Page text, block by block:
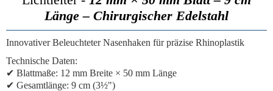
Länge – Chirurgischer Edelstahl
Innovativer Beleuchteter Nasenhaken für präzise Rhinoplastik
Technische Daten:
✔ Blattmaße: 12 mm Breite × 50 mm Länge
✔ Gesamtlänge: 9 cm (3½")